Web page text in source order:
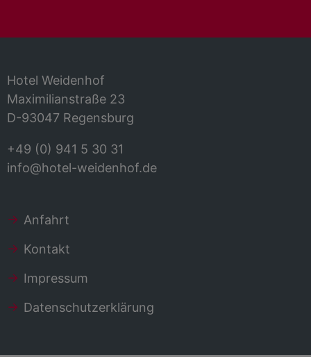
Hotel Weidenhof
Maximilianstraße 23
D-93047 Regensburg
+49 (0) 941 5 30 31
info@hotel-weidenhof.de
Anfahrt
Kontakt
Impressum
Datenschutzerklärung